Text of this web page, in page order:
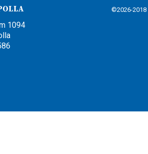
1094
©2026-2018